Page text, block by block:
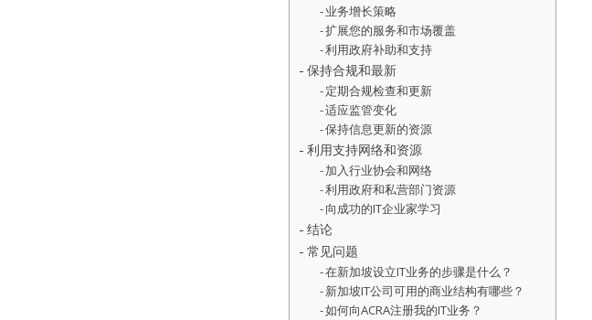
业务增长策略
扩展您的服务和市场覆盖
利用政府补助和支持
保持合规和最新
定期合规检查和更新
适应监管变化
保持信息更新的资源
利用支持网络和资源
加入行业协会和网络
利用政府和私营部门资源
向成功的IT企业家学习
结论
常见问题
在新加坡设立IT业务的步骤是什么？
新加坡IT公司可用的商业结构有哪些？
如何向ACRA注册我的IT业务？